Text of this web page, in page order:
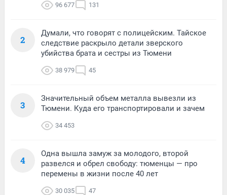
96 677 131
2
Думали, что говорят с полицейским. Тайское
следствие раскрыло детали зверского
убийства брата и сестры из Тюмени
38 979 45
3
Значительный объем металла вывезли из
Тюмени. Куда его транспортировали и зачем
34 453
4
Одна вышла замуж за молодого, второй
развелся и обрел свободу: тюменцы — про
перемены в жизни после 40 лет
30 035 47